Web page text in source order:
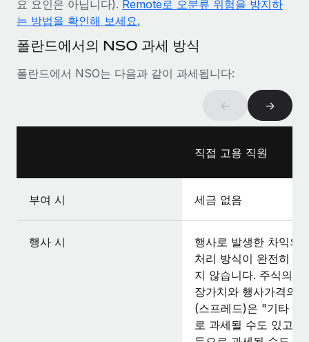
요 요인은 아닙니다). Remote로 오분류 위험을 방지하
는 방법을 확인해 보세요.
폴란드에서의 NSO 과세 방식
폴란드에서 NSO는 다음과 같이 과세됩니다:
← →
직접 고용 직원
부여 시 세금 없음
행사 시
행사로 발생한 차익의
처리 방식이 완전히 명
지 않습니다. 주식의
장가치와 행사가격의
(스프레드)은 "기타 소
로 과세될 수도 있고,